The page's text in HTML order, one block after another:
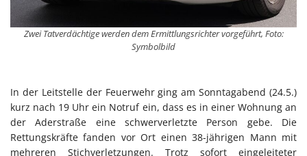
Zwei Tatverdächtige werden dem Ermittlungsrichter vorgeführt, Foto:
Symbolbild
In der Leitstelle der Feuerwehr ging am Sonntagabend (24.5.)
kurz nach 19 Uhr ein Notruf ein, dass es in einer Wohnung an
der Aderstraße eine schwerverletzte Person gebe. Die
Rettungskräfte fanden vor Ort einen 38-jährigen Mann mit
mehreren Stichverletzungen. Trotz sofort eingeleiteter